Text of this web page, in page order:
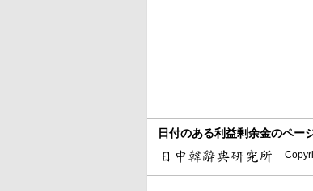
日付のある利益剰余金のペー